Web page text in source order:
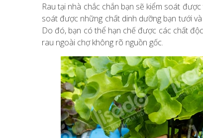
Rau tại nhà chắc chắn bạn sẽ kiểm soát
soát được những chất dinh dưỡng bạn tưới
Do đó, bạn có thể hạn chế được các chất
rau ngoài chợ không rõ nguồn gốc.